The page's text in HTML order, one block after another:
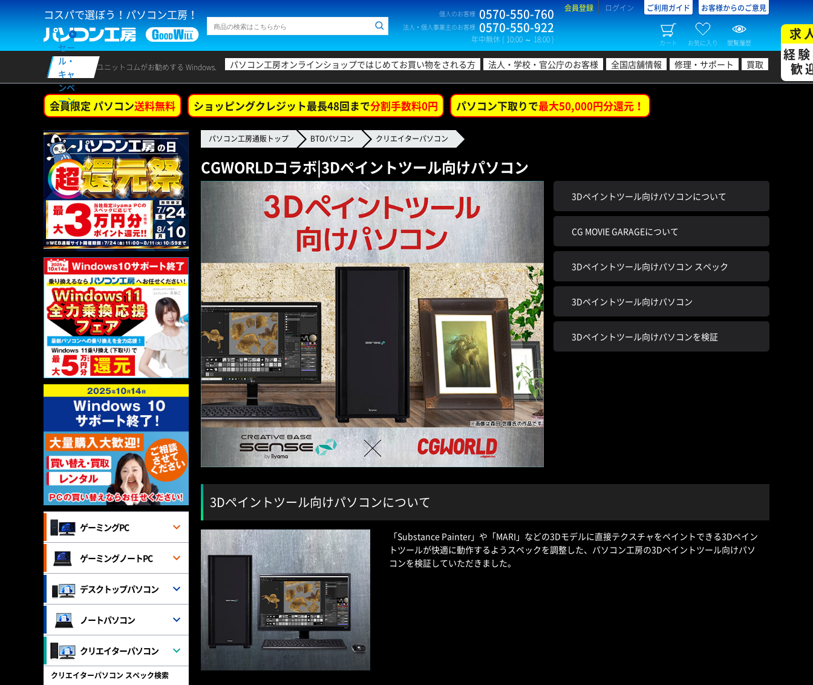
コスパで選ぼう！パソコン工房！ 個人のお客様 0570-550-760
法人・個人事業主のお客様 0570-550-922
年中無休 ( 10:00 ～ 18:00 )
会員登録 ログイン ご利用ガイド お客様からのご意見
カート お気に入り 閲覧履歴
セー
ル・
キャ
ンペ
ーン
ユニットコムがお勧めする Windows. パソコン工房オンラインショップではじめてお買い物をされる方 法人・学校・官公庁のお客様 全国店舗情報 修理・サポート 買取
求
経
歓
会員限定 パソコン送料無料 ショッピングクレジット最長48回まで分割手数料0円 パソコン下取りで最大50,000円分還元！
パソコン工房通販トップ BTOパソコン クリエイターパソコン
CGWORLDコラボ|3Dペイントツール向けパソコン
3Dペイントツール向けパソコンについて
CG MOVIE GARAGEについて
3Dペイントツール向けパソコン スペック
3Dペイントツール向けパソコン
3Dペイントツール向けパソコンを検証
3Dペイントツール向けパソコンについて
「Substance Painter」や「MARI」などの3Dモデルに直接テクスチャをペイントできる3Dペイン
トツールが快適に動作するようスペックを調整した、パソコン工房の3Dペイントツール向けパソ
コンを検証していただきました。
ゲーミングPC
ゲーミングノートPC
デスクトップパソコン
ノートパソコン
クリエイターパソコン
クリエイターパソコン スペック検索